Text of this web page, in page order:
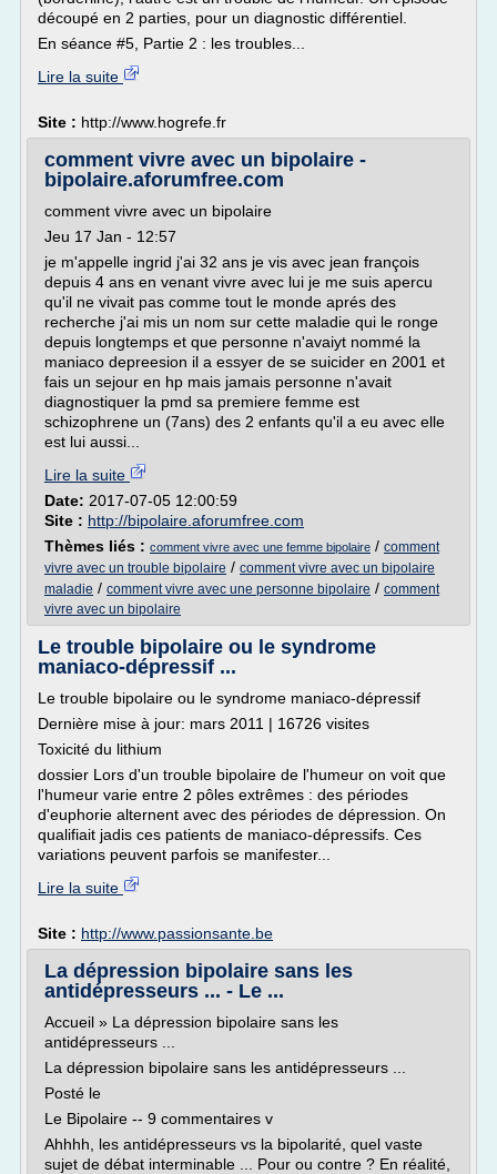
découpé en 2 parties, pour un diagnostic différentiel.
En séance #5, Partie 2 : les troubles...
Lire la suite
Site : http://www.hogrefe.fr
comment vivre avec un bipolaire -
bipolaire.aforumfree.com
comment vivre avec un bipolaire
Jeu 17 Jan - 12:57
je m'appelle ingrid j'ai 32 ans je vis avec jean françois
depuis 4 ans en venant vivre avec lui je me suis apercu
qu'il ne vivait pas comme tout le monde aprés des
recherche j'ai mis un nom sur cette maladie qui le ronge
depuis longtemps et que personne n'avaiyt nommé la
maniaco depreesion il a essyer de se suicider en 2001 et
fais un sejour en hp mais jamais personne n'avait
diagnostiquer la pmd sa premiere femme est
schizophrene un (7ans) des 2 enfants qu'il a eu avec elle
est lui aussi...
Lire la suite
Date: 2017-07-05 12:00:59
Site : http://bipolaire.aforumfree.com
Thèmes liés : comment vivre avec une femme bipolaire / comment
vivre avec un trouble bipolaire / comment vivre avec un bipolaire
maladie / comment vivre avec une personne bipolaire / comment
vivre avec un bipolaire
Le trouble bipolaire ou le syndrome
maniaco-dépressif ...
Le trouble bipolaire ou le syndrome maniaco-dépressif
Dernière mise à jour: mars 2011 | 16726 visites
Toxicité du lithium
dossier Lors d'un trouble bipolaire de l'humeur on voit que
l'humeur varie entre 2 pôles extrêmes : des périodes
d'euphorie alternent avec des périodes de dépression. On
qualifiait jadis ces patients de maniaco-dépressifs. Ces
variations peuvent parfois se manifester...
Lire la suite
Site : http://www.passionsante.be
La dépression bipolaire sans les
antidépresseurs ... - Le ...
Accueil » La dépression bipolaire sans les
antidépresseurs ...
La dépression bipolaire sans les antidépresseurs ...
Posté le
Le Bipolaire -- 9 commentaires v
Ahhhh, les antidépresseurs vs la bipolarité, quel vaste
sujet de débat interminable ... Pour ou contre ? En réalité,